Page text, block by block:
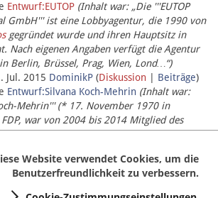
Entwurf:EUTOP (Inhalt war: „Die '''EUTOP
GmbH''' ist eine Lobbyagentur, die 1990 von
gegründet wurde und ihren Hauptsitz in
Nach eigenen Angaben verfügt die Agentur
Berlin, Brüssel, Prag, Wien, Lond…“)
Jul. 2015 DominikP (Diskussion Beiträge)
Entwurf:Silvana Koch-Mehrin (Inhalt war:
Mehrin''' (* 17. November 1970 in
war von 2004 bis 2014 Mitglied des
Parlaments, seit November 2014 ist sie für
Website verwendet Cookies, um die
Benutzerfreundlichkeit zu verbessern.